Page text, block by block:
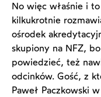
No więc właśnie i
kilkukrotnie
ośrodek
skupiony na NFZ,
powiedzieć, też
odcinków. Gość, z
Paweł Paczkowski